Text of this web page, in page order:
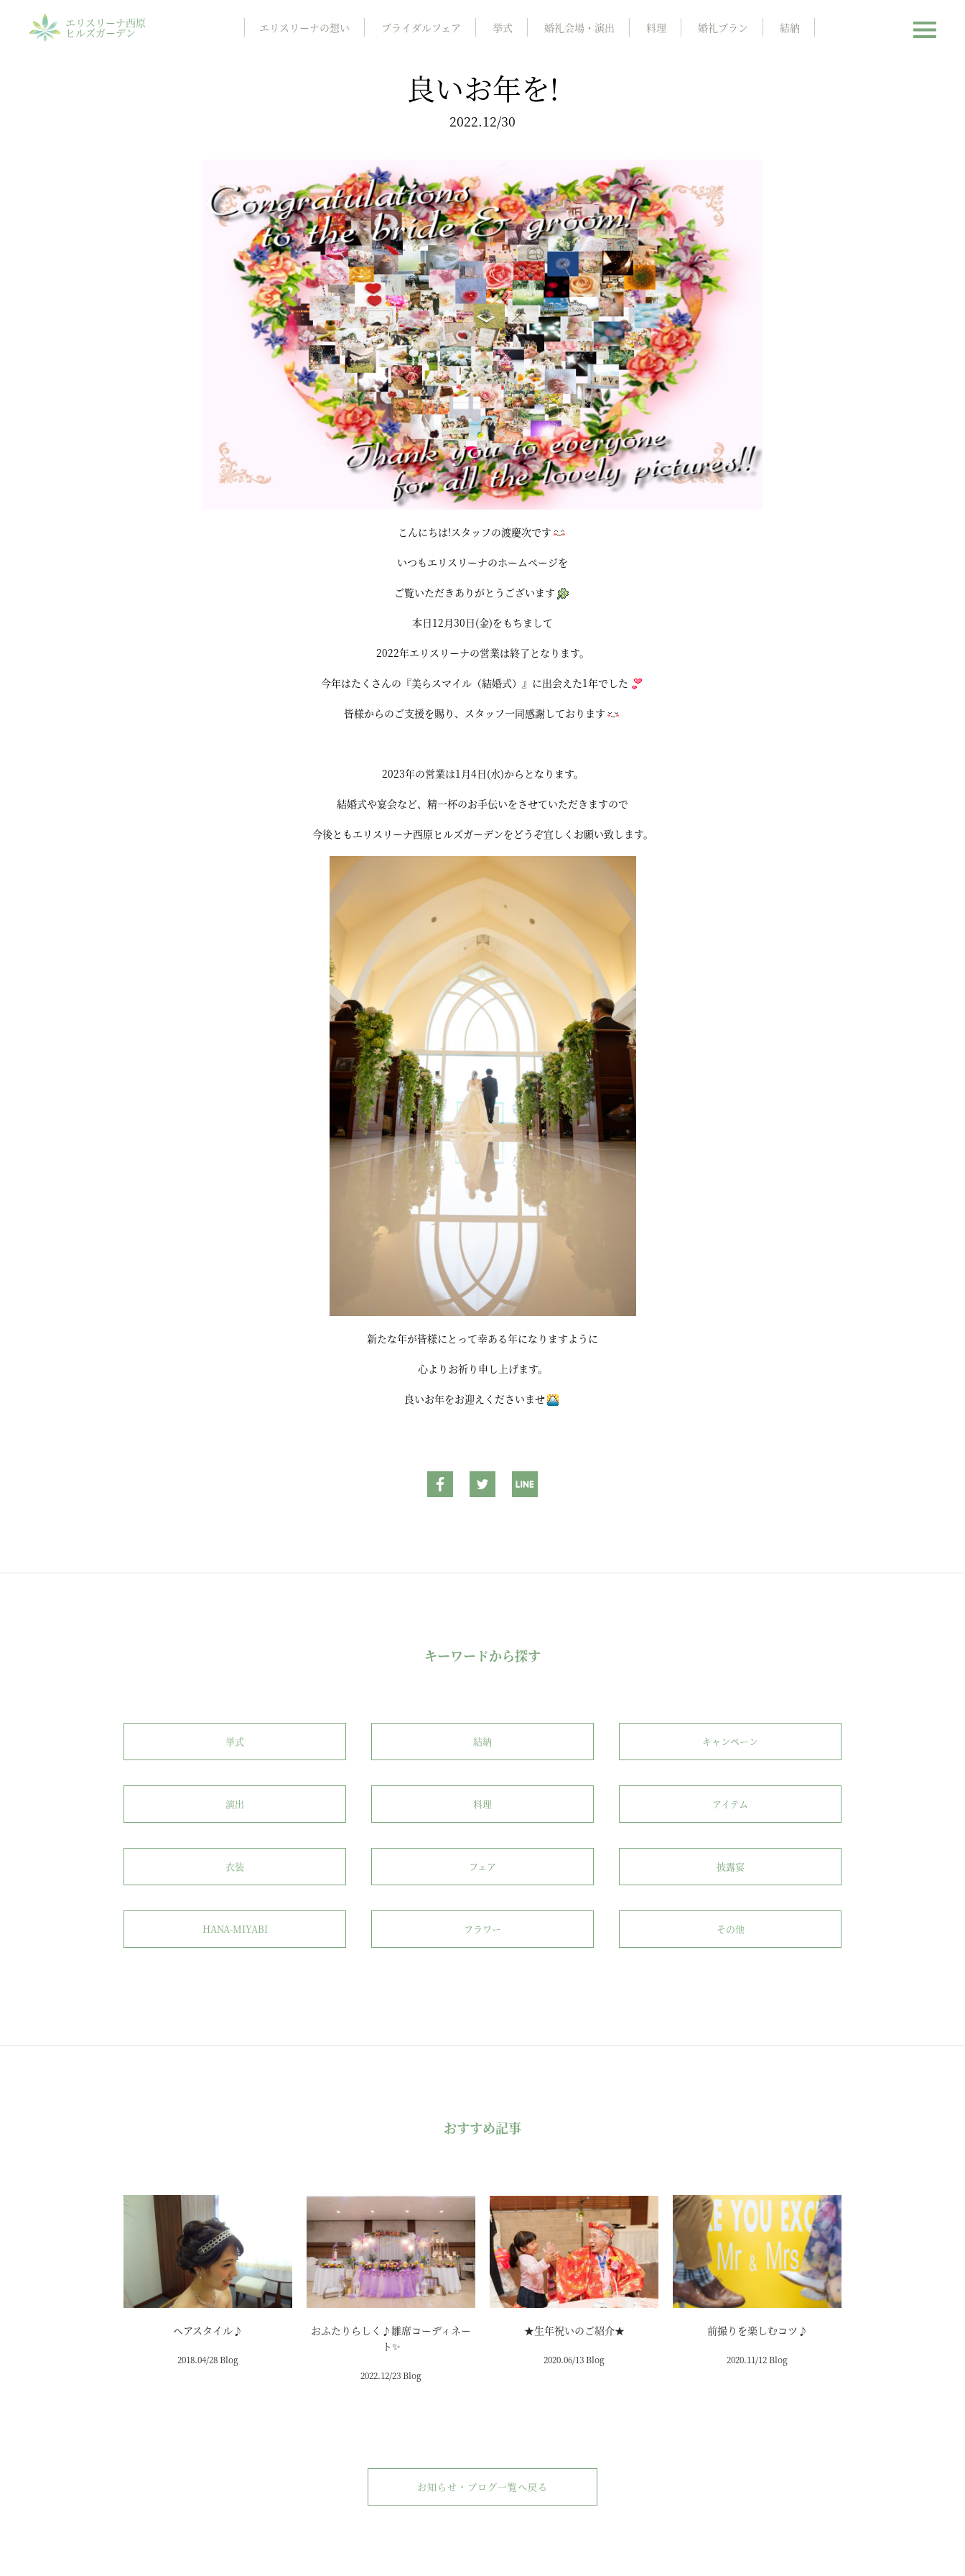
エリスリーナ西原
ヒルズガーデン エリスリーナの想い ブライダルフェア 挙式 婚礼会場・演出 料理 婚礼プラン 結納
良いお年を!
2022.12/30
こんにちは!スタッフの渡慶次です
いつもエリスリーナのホームページを
ご覧いただきありがとうございます
本日12月30日(金)をもちまして
2022年エリスリーナの営業は終了となります。
今年はたくさんの『美らスマイル（結婚式）』に出会えた1年でした
皆様からのご支援を賜り、スタッフ一同感謝しております
2023年の営業は1月4日(水)からとなります。
結婚式や宴会など、精一杯のお手伝いをさせていただきますので
今後ともエリスリーナ西原ヒルズガーデンをどうぞ宜しくお願い致します。
新たな年が皆様にとって幸ある年になりますように
心よりお祈り申し上げます。
良いお年をお迎えくださいませ
キーワードから探す
挙式 結納 キャンペーン
演出 料理 アイテム
衣装 フェア 披露宴
HANA-MIYABI フラワー その他
おすすめ記事
ヘアスタイル♪
2018.04/28 Blog
おふたりらしく♪雛席コーディネー
ト✨
2022.12/23 Blog
★生年祝いのご紹介★
2020.06/13 Blog
前撮りを楽しむコツ♪
2020.11/12 Blog
お知らせ・ブログ一覧へ戻る